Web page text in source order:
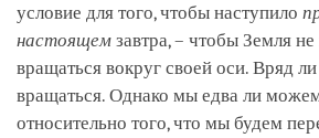
условие для того, чтобы наступило
настоящем завтра, – чтобы Земля не
вращаться вокруг своей оси. Вряд
вращаться. Однако мы едва ли
относительно того, что мы будем